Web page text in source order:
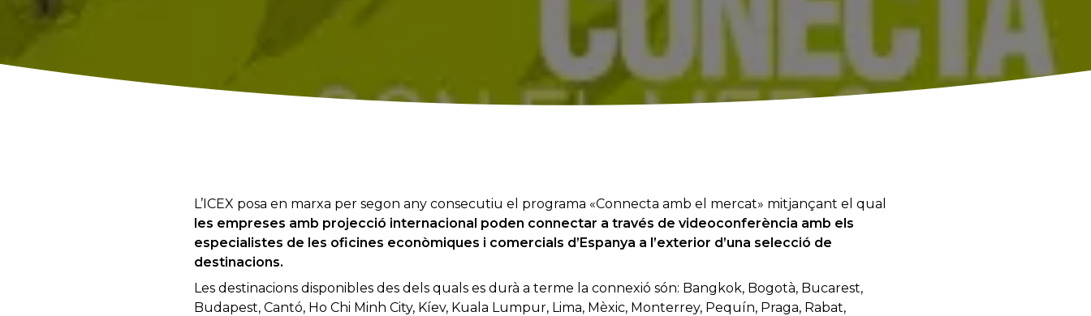
L’ICEX posa en marxa per segon any consecutiu el programa «Connecta amb el mercat» mitjançant el qual
les empreses amb projecció internacional poden connectar a través de videoconferència amb els
especialistes de les oficines econòmiques i comercials d’Espanya a l’exterior d’una selecció de
destinacions.
Les destinacions disponibles des dels quals es durà a terme la connexió són: Bangkok, Bogotà, Bucarest,
Budapest, Cantó, Ho Chi Minh City, Kíev, Kuala Lumpur, Lima, Mèxic, Monterrey, Pequín, Praga, Rabat,